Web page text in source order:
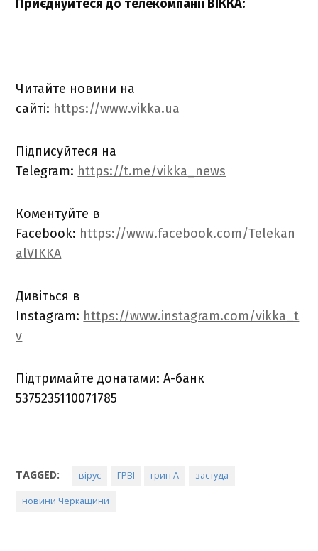
Приєднуйтеся до телекомпанії ВІККА:
Читайте новини на
сайті: https://www.vikka.ua
Підписуйтеся на
Telegram: https://t.me/vikka_news
Коментуйте в
Facebook: https://www.facebook.com/Telekan
alVIKKA
Дивіться в
Instagram: https://www.instagram.com/vikka_t
v
Підтримайте донатами: А-банк
5375235110071785
TAGGED: вірус ГРВІ грип А застуда
новини Черкащини